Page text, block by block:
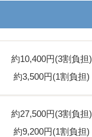
約10,400円(3割負担)
約3,500円(1割負担)
約27,500円(3割負担)
約9,200円(1割負担)